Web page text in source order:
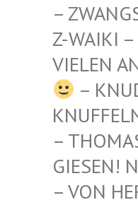
– UND
–
THOMAS
IESEN!
VON